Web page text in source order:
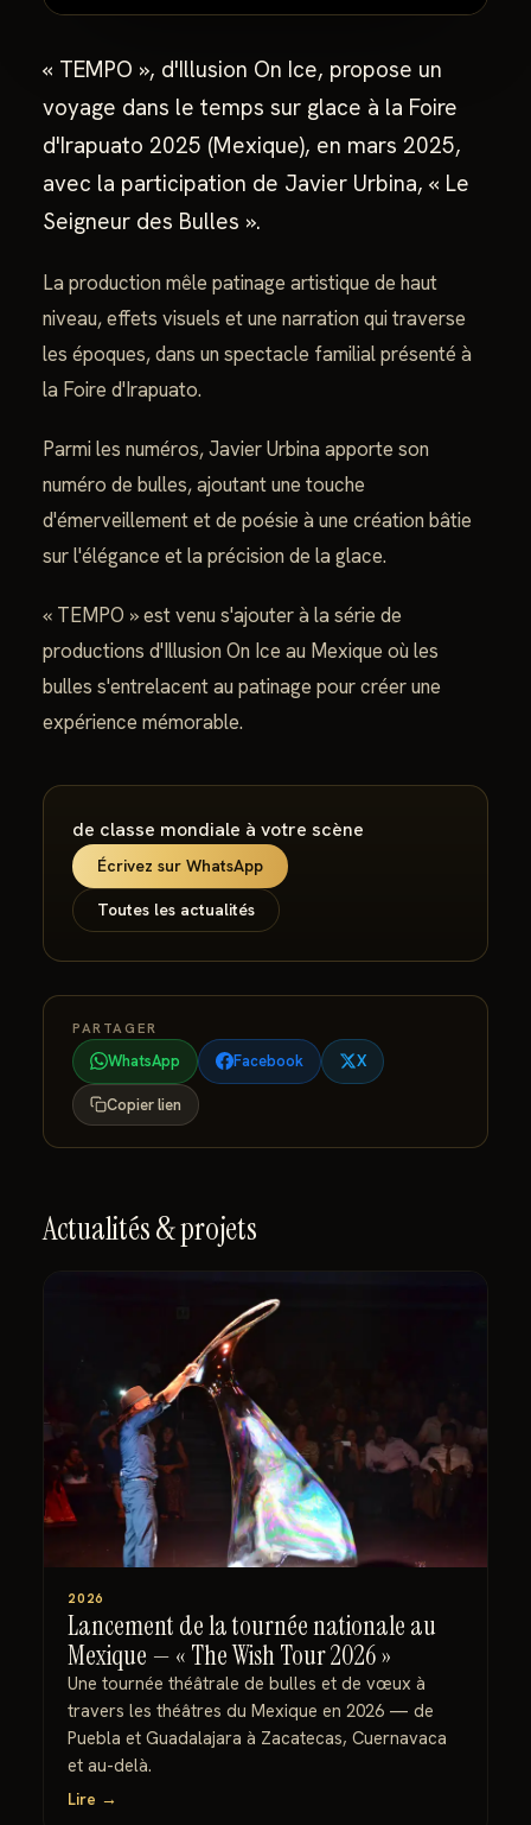
« TEMPO », d'Illusion On Ice, propose un
voyage dans le temps sur glace à la Foire
d'Irapuato 2025 (Mexique), en mars 2025,
avec la participation de Javier Urbina, « Le
Seigneur des Bulles ».
La production mêle patinage artistique de haut
niveau, effets visuels et une narration qui traverse
les époques, dans un spectacle familial présenté à
la Foire d'Irapuato.
Parmi les numéros, Javier Urbina apporte son
numéro de bulles, ajoutant une touche
d'émerveillement et de poésie à une création bâtie
sur l'élégance et la précision de la glace.
« TEMPO » est venu s'ajouter à la série de
productions d'Illusion On Ice au Mexique où les
bulles s'entrelacent au patinage pour créer une
expérience mémorable.
de classe mondiale à votre scène
Écrivez sur WhatsApp
Toutes les actualités
PARTAGER
WhatsApp Facebook X
Copier lien
Actualités & projets
2026
Lancement de la tournée nationale au
Mexique — « The Wish Tour 2026 »
Une tournée théâtrale de bulles et de vœux à
travers les théâtres du Mexique en 2026 — de
Puebla et Guadalajara à Zacatecas, Cuernavaca
et au-delà.
Lire →